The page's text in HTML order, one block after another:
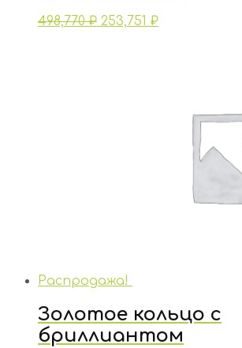
498,770₽ 253,751 ₽
Распродажа!
Золотое кольцо с
бриллиантом